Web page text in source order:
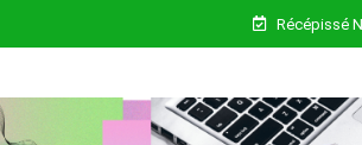
Récépissé